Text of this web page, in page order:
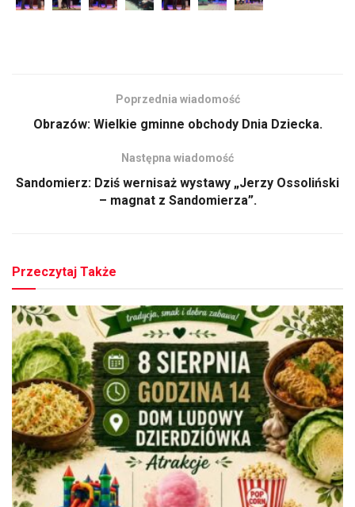
Poprzednia wiadomość
Obrazów: Wielkie gminne obchody Dnia Dziecka.
Następna wiadomość
Sandomierz: Dziś wernisaż wystawy „Jerzy Ossoliński
– magnat z Sandomierza”.
Przeczytaj Także